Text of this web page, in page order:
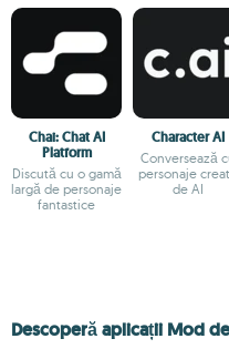
Chai: Chat AI
Platform
Discută cu o gamă
largă de personaje
fantastice
Character AI
Conversează
personaje
de AI
Descoperă aplicații Mod